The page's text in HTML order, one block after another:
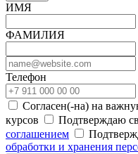
ИМЯ
ФАМИЛИЯ
Телефон
Согласен(-на) на
курсов
Подтверждаю
соглашением
обработки и хранения